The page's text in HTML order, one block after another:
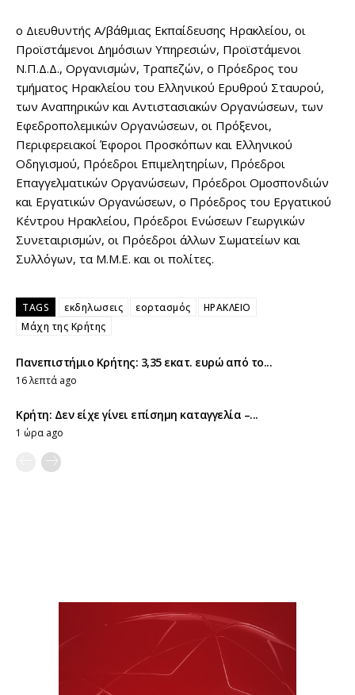
ο Διευθυντής Α/βάθμιας Εκπαίδευσης Ηρακλείου, οι
Προϊστάμενοι Δημόσιων Υπηρεσιών, Προϊστάμενοι
Ν.Π.Δ.Δ., Οργανισμών, Τραπεζών, ο Πρόεδρος του
τμήματος Ηρακλείου του Ελληνικού Ερυθρού Σταυρού,
των Αναπηρικών και Αντιστασιακών Οργανώσεων, των
Εφεδροπολεμικών Οργανώσεων, οι Πρόξενοι,
Περιφερειακοί Έφοροι Προσκόπων και Ελληνικού
Οδηγισμού, Πρόεδροι Επιμελητηρίων, Πρόεδροι
Επαγγελματικών Οργανώσεων, Πρόεδροι Ομοσπονδιών
και Εργατικών Οργανώσεων, ο Πρόεδρος του Εργατικού
Κέντρου Ηρακλείου, Πρόεδροι Ενώσεων Γεωργικών
Συνεταιρισμών, οι Πρόεδροι άλλων Σωματείων και
Συλλόγων, τα Μ.Μ.Ε. και οι πολίτες.
TAGS εκδηλωσεις εορτασμός
ΗΡΑΚΛΕΙΟ
Μάχη της Κρήτης
Πανεπιστήμιο Κρήτης: 3,35 εκατ. ευρώ από το...
16 λεπτά ago
Κρήτη: Δεν είχε γίνει επίσημη καταγγελία –...
1 ώρα ago